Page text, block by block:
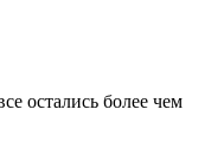
остались более чем